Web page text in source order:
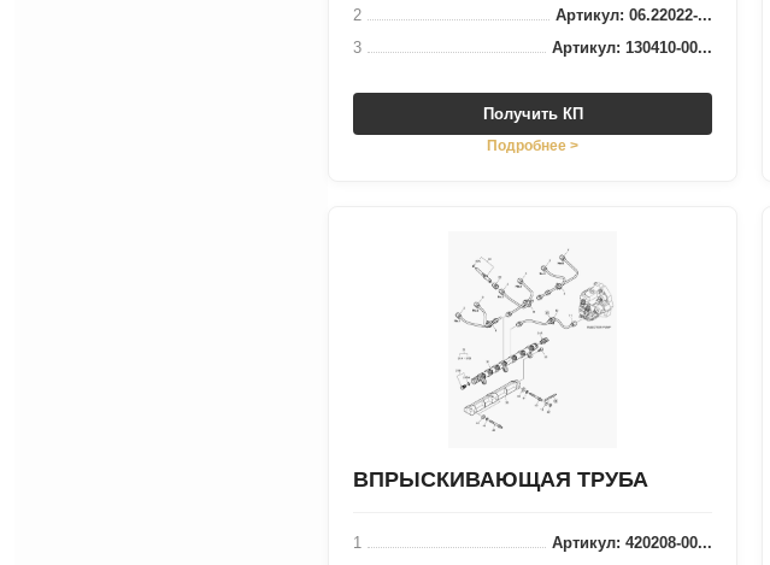
2
Артикул: 06.22022-...
3
Артикул: 130410-00...
Получить КП
Подробнее >
ВПРЫСКИВАЮЩАЯ ТРУБА
1
Артикул: 420208-00...